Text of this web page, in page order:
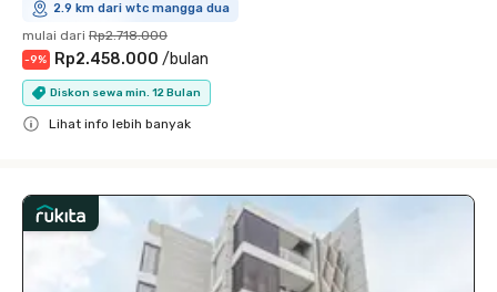
2.9 km dari wtc mangga dua
mulai dari Rp2.718.000
-9% Rp2.458.000 /bulan
Diskon sewa min. 12 Bulan
Lihat info lebih banyak